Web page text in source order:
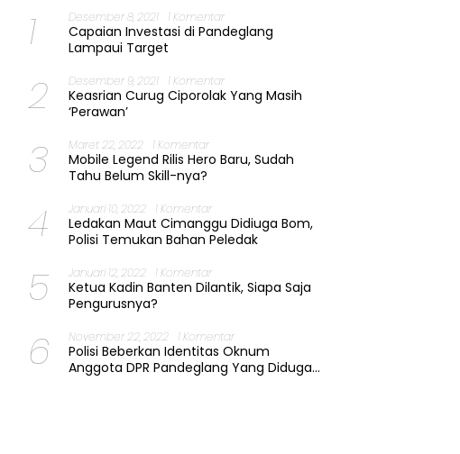
1 Desember 8, 2021 1 Komentar
Capaian Investasi di Pandeglang
Lampaui Target
2 Desember 9, 2021 1 Komentar
Keasrian Curug Ciporolak Yang Masih
‘Perawan’
3 Maret 22, 2022 1 Komentar
Mobile Legend Rilis Hero Baru, Sudah
Tahu Belum Skill-nya?
4 Januari 10, 2022 1 Komentar
Ledakan Maut Cimanggu Didiuga Bom,
Polisi Temukan Bahan Peledak
5 Januari 12, 2022 1 Komentar
Ketua Kadin Banten Dilantik, Siapa Saja
Pengurusnya?
6 November 22, 2022 1 Komentar
Polisi Beberkan Identitas Oknum
Anggota DPR Pandeglang Yang Diduga